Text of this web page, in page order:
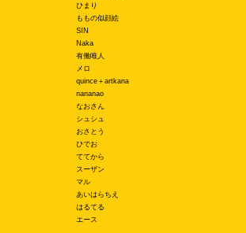
ひまり
ももの似顔絵
SIN
Naka
有働唯人
メロ
quince＋artkana
nananao
なおさん
シュシュ
おさとう
ひでお
ててから
スーザン
マル
あいはらちえ
はるてる
エース